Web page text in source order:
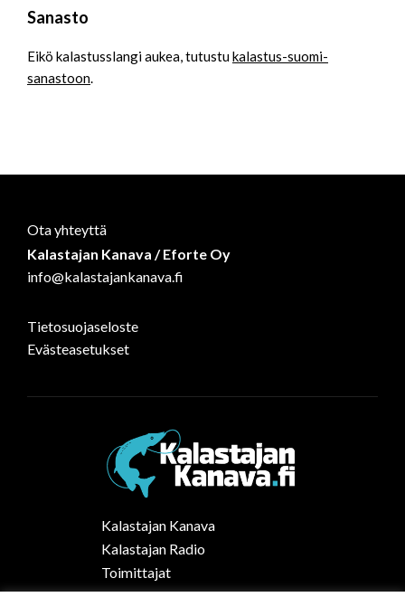
Sanasto
Eikö kalastusslangi aukea, tutustukalastus-suomi-
sanastoon.
Ota yhteyttä
Kalastajan Kanava / Eforte Oy
info@kalastajankanava.fi
Tietosuojaseloste
Evästeasetukset
Kalastajan Kanava
Kalastajan Radio
Toimittajat
Kalaruoka